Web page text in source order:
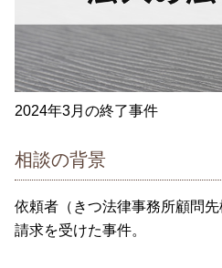
2024年3月の終了事件
相談の背景
依頼者（きつ法律事務所顧問
請求を受けた事件。